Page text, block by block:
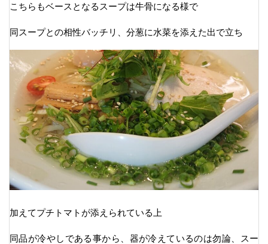
こちらもベースとなるスープは牛骨になる様で
同スープとの相性バッチリ、分葱に水菜を添えた出で立ち
加えてプチトマトが添えられている上
同品が冷やしである事から、器が冷えているのは勿論、スー